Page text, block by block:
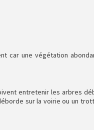
car une végétation
entretenir les arbres
sur la voirie ou un